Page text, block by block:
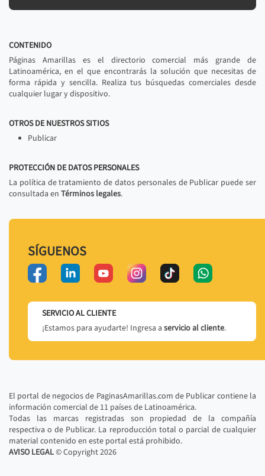
CONTENIDO
Páginas Amarillas es el directorio comercial más grande de
Latinoamérica, en el que encontrarás la solución que necesitas de
forma rápida y sencilla. Realiza tus búsquedas comerciales desde
cualquier lugar y dispositivo.
OTROS DE NUESTROS SITIOS
Publicar
PROTECCIÓN DE DATOS PERSONALES
La política de tratamiento de datos personales de Publicar puede ser
consultada en Términos legales.
SÍGUENOS
SERVICIO AL CLIENTE
¡Estamos para ayudarte! Ingresa a servicio al cliente.
El portal de negocios de PaginasAmarillas.com de Publicar contiene la
información comercial de 11 países de Latinoamérica.
Todas las marcas registradas son propiedad de la compañía
respectiva o de Publicar. La reproducción total o parcial de cualquier
material contenido en este portal está prohibido.
AVISO LEGAL© Copyright2026